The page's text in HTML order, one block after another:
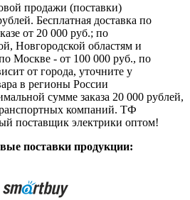
продажи (поставки)
Бесплатная доставка по
от 20 000 руб.; по
Новгородской областям и
Москве - от 100 000 руб., по
от города, уточните у
в регионы России
сумме заказа 20 000 рублей,
компаний. ТФ
поставщик электрики оптом!
поставки продукции: